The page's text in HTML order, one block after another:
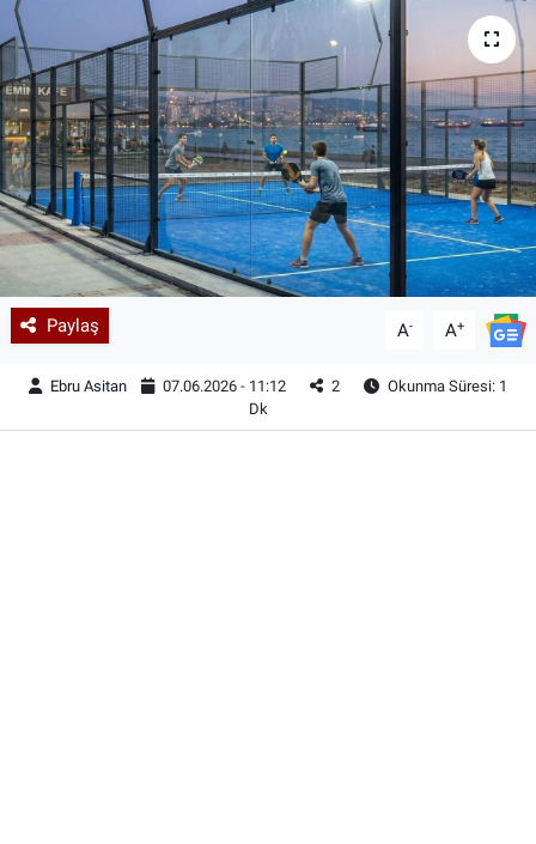
Paylaş A- A+
Ebru Asitan 07.06.2026 - 11:12 2
Okunma Süresi: 1
Dk
Haber Arşivi